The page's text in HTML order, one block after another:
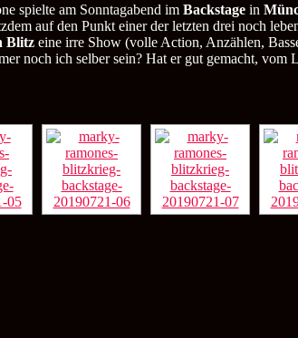
spielte am Sonntagabend im Backstage in
auf den Punkt einer der letzten drei noch
Blitz eine irre Show (volle Action, Anzählen,
noch ich selber sein? Hat er gut gemacht,